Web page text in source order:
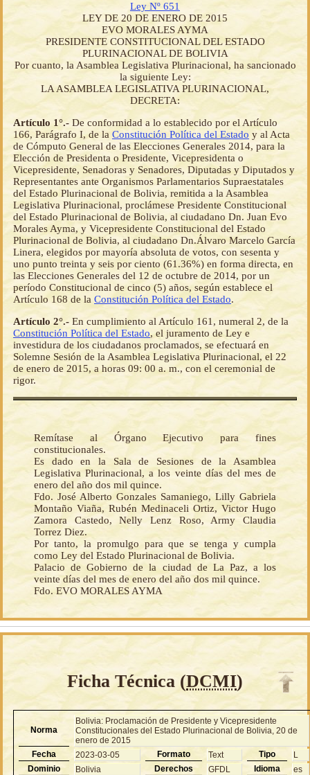
Ley Nº 651
LEY DE 20 DE ENERO DE 2015
EVO MORALES AYMA
PRESIDENTE CONSTITUCIONAL DEL ESTADO
PLURINACIONAL DE BOLIVIA
Por cuanto, la Asamblea Legislativa Plurinacional, ha sancionado
la siguiente Ley:
LA ASAMBLEA LEGISLATIVA PLURINACIONAL,
DECRETA:
Artículo 1°.- De conformidad a lo establecido por el Artículo
166, Parágrafo I, de la Constitución Política del Estado y al Acta
de Cómputo General de las Elecciones Generales 2014, para la
Elección de Presidenta o Presidente, Vicepresidenta o
Vicepresidente, Senadoras y Senadores, Diputadas y Diputados y
Representantes ante Organismos Parlamentarios Supraestatales
del Estado Plurinacional de Bolivia, remitida a la Asamblea
Legislativa Plurinacional, proclámese Presidente Constitucional
del Estado Plurinacional de Bolivia, al ciudadano Dn. Juan Evo
Morales Ayma, y Vicepresidente Constitucional del Estado
Plurinacional de Bolivia, al ciudadano Dn.Álvaro Marcelo García
Linera, elegidos por mayoría absoluta de votos, con sesenta y
uno punto treinta y seis por ciento (61.36%) en forma directa, en
las Elecciones Generales del 12 de octubre de 2014, por un
período Constitucional de cinco (5) años, según establece el
Artículo 168 de la Constitución Política del Estado.
Artículo 2°.- En cumplimiento al Artículo 161, numeral 2, de la
Constitución Política del Estado, el juramento de Ley e
investidura de los ciudadanos proclamados, se efectuará en
Solemne Sesión de la Asamblea Legislativa Plurinacional, el 22
de enero de 2015, a horas 09: 00 a. m., con el ceremonial de
rigor.
Remítase al Órgano Ejecutivo para fines
constitucionales.
Es dado en la Sala de Sesiones de la Asamblea
Legislativa Plurinacional, a los veinte días del mes de
enero del año dos mil quince.
Fdo. José Alberto Gonzales Samaniego, Lilly Gabriela
Montaño Viaña, Rubén Medinaceli Ortiz, Victor Hugo
Zamora Castedo, Nelly Lenz Roso, Army Claudia
Torrez Diez.
Por tanto, la promulgo para que se tenga y cumpla
como Ley del Estado Plurinacional de Bolivia.
Palacio de Gobierno de la ciudad de La Paz, a los
veinte días del mes de enero del año dos mil quince.
Fdo. EVO MORALES AYMA
Ficha Técnica (DCMI)
Norma
Bolivia: Proclamación de Presidente y Vicepresidente
Constitucionales del Estado Plurinacional de Bolivia, 20 de
enero de 2015
Fecha
2023-03-05 Formato Text Tipo
L
Dominio
Bolivia Derechos GFDL Idioma es